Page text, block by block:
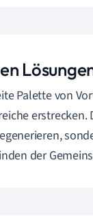
Palette von
erstrecken.
der